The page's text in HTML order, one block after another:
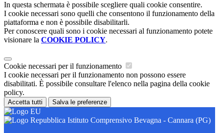
In questa schermata è possibile scegliere quali cookie consentire.
I cookie necessari sono quelli che consentono il funzionamento della
piattaforma e non è possibile disabilitarli.
Per conoscere quali sono i cookie necessari al funzionamento potete
visionare la COOKIE POLICY.
Cookie necessari per il funzionamento
I cookie necessari per il funzionamento non possono essere
disabilitati. È possibile consultare l'elenco nella pagina della cookie
policy.
Accetta tutti Salva le preferenze
Istituto Comprensivo Bevagna - Cannara (PG)